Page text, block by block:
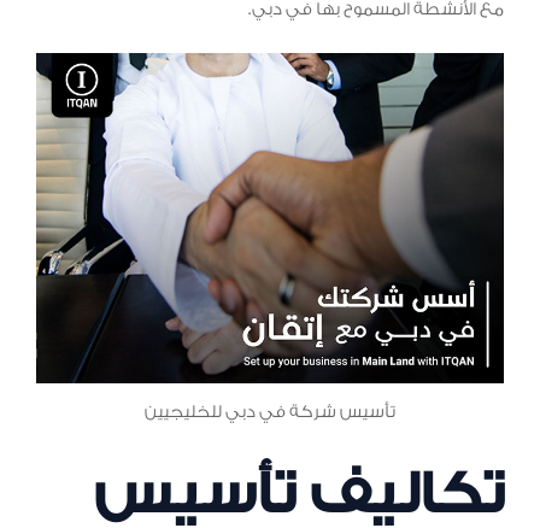
مع الأنشطة المسموح بها في دبي.
تأسيس شركة في دبي للخليجيين
تكاليف تأسيس